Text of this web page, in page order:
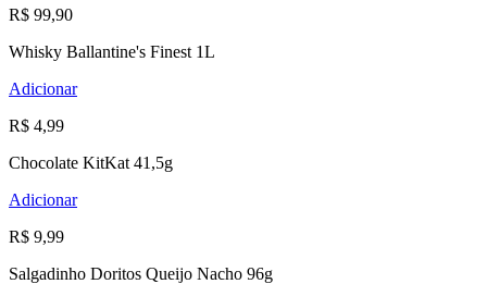
R$ 99,90
Whisky Ballantine's Finest 1L
Adicionar
R$ 4,99
Chocolate KitKat 41,5g
Adicionar
R$ 9,99
Salgadinho Doritos Queijo Nacho 96g